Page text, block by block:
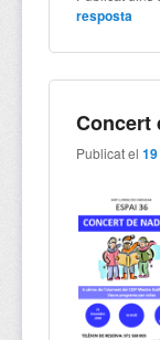
resposta
Concert
Publicat el